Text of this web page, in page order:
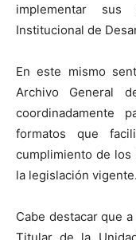
implementar
Institucional de
En este mismo
Archivo General
coordinadamente
formatos que
cumplimiento de los
la legislación vigente.
Cabe destacar que